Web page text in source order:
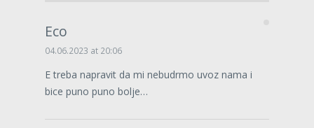
Eco
04.06.2023 at 20:06
E treba napravit da mi nebudrmo uvoz nama i
bice puno puno bolje…